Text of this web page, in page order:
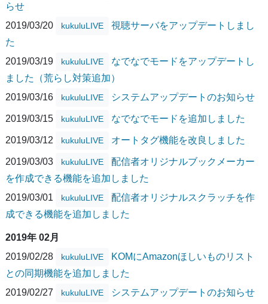
らせ
2019/03/20
kukuluLIVE
視聴サーバをアップデートしまし
た
2019/03/19
kukuluLIVE
なでなでモードをアップデートし
ました（荒らし対策追加）
2019/03/16
kukuluLIVE システムアップデートのお知らせ
2019/03/15 kukuluLIVE なでなでモードを追加しました
2019/03/12 kukuluLIVE オートタグ機能を改良しました
2019/03/03 kukuluLIVE
配信者オリジナルブックメーカー
を作成できる機能を追加しました
2019/03/01
kukuluLIVE
配信者オリジナルスクラッチを作
成できる機能を追加しました
2019年 02月
2019/02/28
kukuluLIVE
KOMにAmazonほしいものリスト
との同期機能を追加しました
2019/02/27
kukuluLIVE システムアップデートのお知らせ